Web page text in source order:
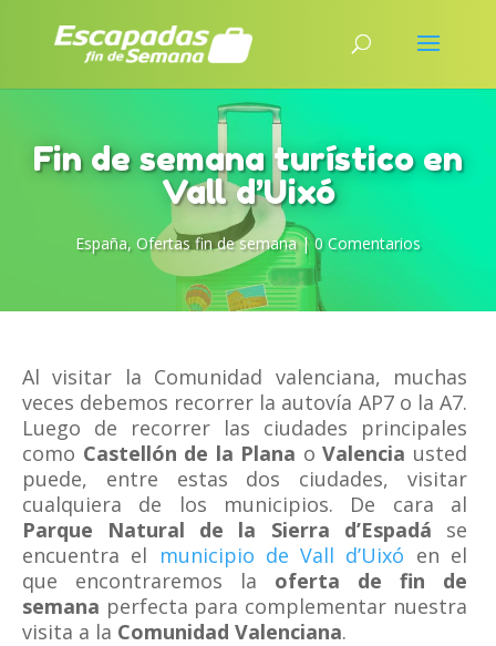
Fin de semana turístico en
Vall d’Uixó
España, Ofertas fin de semana|0 Comentarios
Al visitar la Comunidad valenciana, muchas
veces debemos recorrer la autovía AP7 o la A7.
Luego de recorrer las ciudades principales
como Castellón de la Plana oValencia usted
puede, entre estas dos ciudades, visitar
cualquiera de los municipios. De cara al
Parque Natural de la Sierra d’Espadá se
encuentra el municipio de Vall d’Uixó en el
que encontraremos la oferta de fin de
semana perfecta para complementar nuestra
visita a la Comunidad Valenciana.